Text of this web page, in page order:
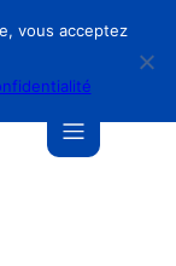
vous acceptez